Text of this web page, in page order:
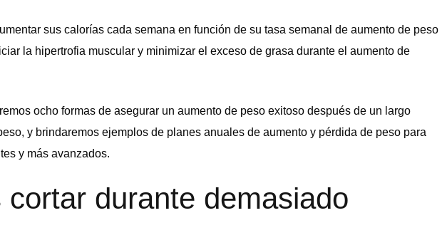
sus calorías cada semana en función de su tasa semanal de aumento de peso
la hipertrofia muscular y minimizar el exceso de grasa durante el aumento de
ocho formas de asegurar un aumento de peso exitoso después de un largo
y brindaremos ejemplos de planes anuales de aumento y pérdida de peso para
y más avanzados.
cortar durante demasiado